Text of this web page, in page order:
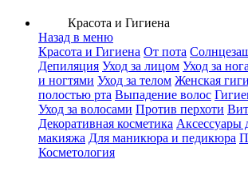
Красота и Гигиена
Назад в меню
Красота и Гигиена От пота
Депиляция Уход за лицом Уход за
и ногтями Уход за телом Женская
полостью рта Выпадение волос
Уход за волосами Против перхоти
Декоративная косметика Аксессуары
макияжа Для маникюра и педикюра
Косметология